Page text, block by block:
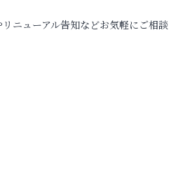
ニューアル告知などお気軽にご相